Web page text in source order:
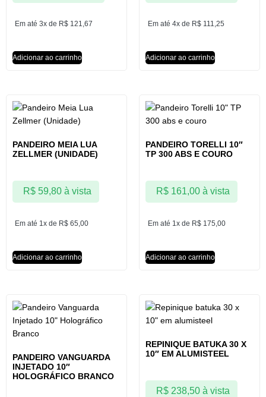
Em até 3x de R$ 121,67
Adicionar ao carrinho
Em até 4x de R$ 111,25
Adicionar ao carrinho
PANDEIRO MEIA LUA
ZELLMER (UNIDADE)
Em até 1x de R$ 65,00
R$59,80 à vista
Adicionar ao carrinho
PANDEIRO TORELLI 10″
TP 300 ABS E COURO
Em até 1x de R$ 175,00
R$161,00 à vista
Adicionar ao carrinho
PANDEIRO VANGUARDA
INJETADO 10″
HOLOGRÁFICO BRANCO
REPINIQUE BATUKA 30 X
10″ EM ALUMISTEEL
R$238,50 à vista